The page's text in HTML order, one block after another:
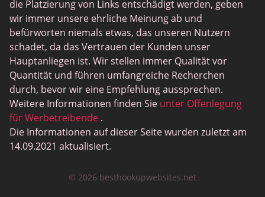
die Platzierung von Links entschädigt werden, geben
wir immer unsere ehrliche Meinung ab und
befürworten niemals etwas, das unseren Nutzern
schadet, da das Vertrauen der Kunden unser
Hauptanliegen ist. Wir stellen immer Qualität vor
Quantität und führen umfangreiche Recherchen
durch, bevor wir eine Empfehlung aussprechen.
Weitere Informationen finden Sie unter Offenlegung
für Werbetreibende .
Die Informationen auf dieser Seite wurden zuletzt am
14.09.2021 aktualisiert.
© 2026 besthookupwebsites.net